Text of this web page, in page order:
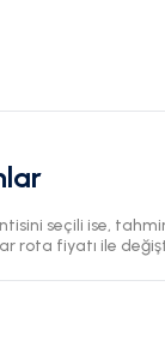
seçili ise,
rota fiyatı ile